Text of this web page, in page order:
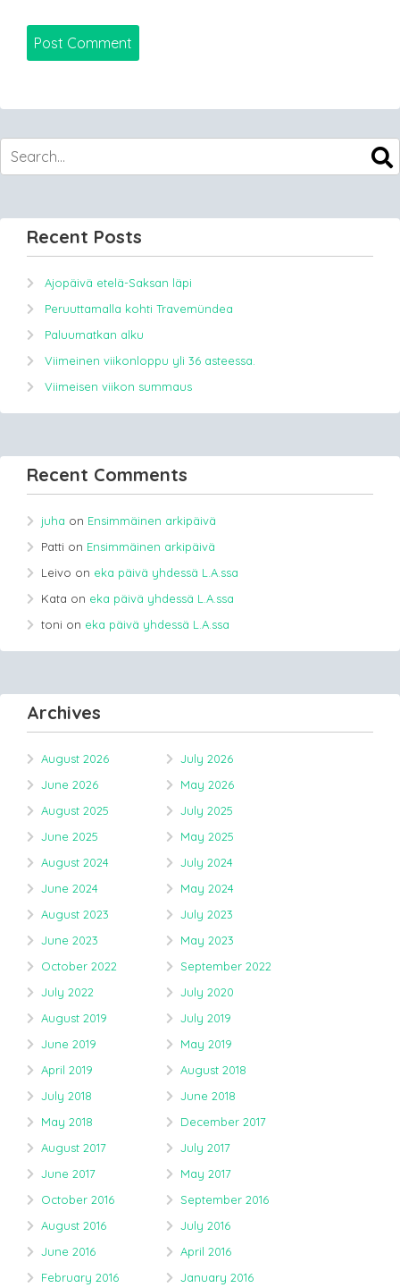
Recent Posts
Ajopäivä etelä-Saksan läpi
Peruuttamalla kohti Travemündea
Paluumatkan alku
Viimeinen viikonloppu yli 36 asteessa.
Viimeisen viikon summaus
Recent Comments
juha on Ensimmäinen arkipäivä
Patti on Ensimmäinen arkipäivä
Leivo on eka päivä yhdessä L.A.ssa
Kata on eka päivä yhdessä L.A.ssa
toni on eka päivä yhdessä L.A.ssa
Archives
August 2026
July 2026
June 2026
May 2026
August 2025
July 2025
June 2025
May 2025
August 2024
July 2024
June 2024
May 2024
August 2023
July 2023
June 2023
May 2023
October 2022
September 2022
July 2022
July 2020
August 2019
July 2019
June 2019
May 2019
April 2019
August 2018
July 2018
June 2018
May 2018
December 2017
August 2017
July 2017
June 2017
May 2017
October 2016
September 2016
August 2016
July 2016
June 2016
April 2016
February 2016
January 2016